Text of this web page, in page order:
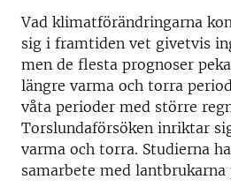
Vad klimatförändringarna
sig i framtiden vet givetvis
men de flesta prognoser
längre varma och torra
våta perioder med större
Torslundaförsöken inriktar
varma och torra. Studierna
samarbete med lantbrukarna